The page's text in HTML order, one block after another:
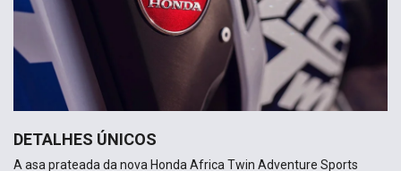
DETALHES ÚNICOS
A asa prateada da nova Honda Africa Twin Adventure Sports